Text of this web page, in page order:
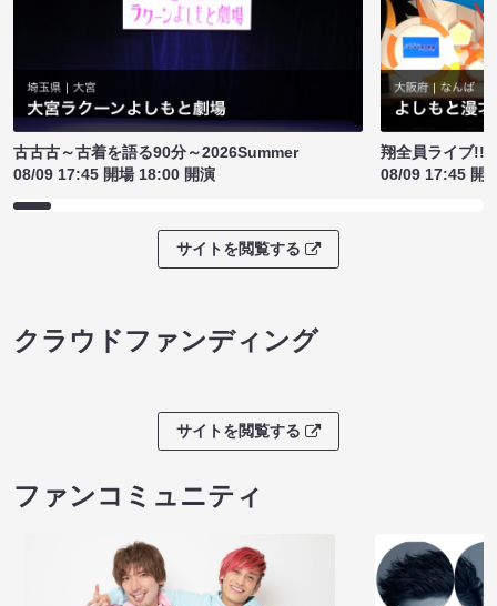
古古古～古着を語る90分～2026Summer
08/09 17:45 開場 18:00 開演
翔全員ライブ!!!
08/09 17:45 開
サイトを閲覧する
クラウドファンディング
サイトを閲覧する
ファンコミュニティ